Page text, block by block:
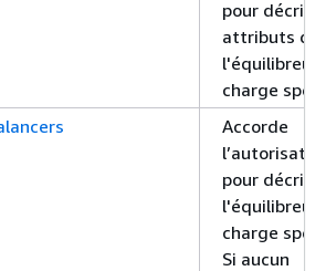
pour décrire
attributs de
l'équilibreur
charge
Accorde
pour décrire
charge
Si aucun